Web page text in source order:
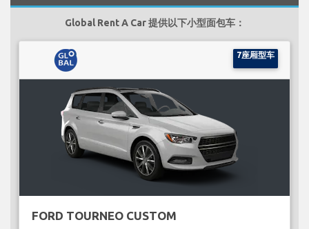
Global Rent A Car 提供以下小型面包车：
7座厢型车
FORD TOURNEO CUSTOM